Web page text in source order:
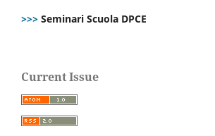
>>> Seminari Scuola DPCE
Current Issue